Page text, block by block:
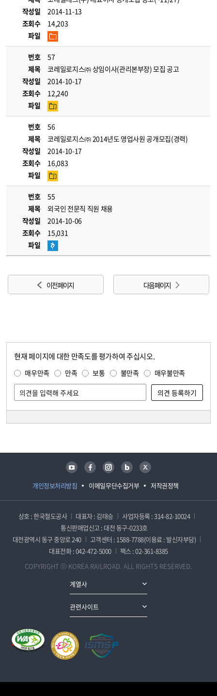
작성일
2014-11-13
조회수
14,203
파일
번호
57
제목
코레일로지스㈜ 상임이사(관리본부장) 모집 공고
작성일
2014-10-17
조회수
12,240
파일
번호
56
제목
코레일로지스㈜ 2014년도 영업사원 공개모집(경력)
작성일
2014-10-17
조회수
16,083
파일
번호
55
제목
외국인 전문직 직원 채용
작성일
2014-10-06
조회수
15,031
파일
이전 페이지 다음 페이지
현재 페이지에 대한 만족도를 평가하여 주십시오.
매우만족 만족 보통 불만족 매우불만족
개인정보처리방침 이메일무단수집거부 저작권정책
유튜브 페이스북 인스타그램 블로그 트위터
상호 : 한국철도공사 대표자 : 김태승
사업자등록 : 314-82-10024
통신판매업신고 : 대전 동구-0233호
대전광역시 동구 중앙로 240
고객센터 : 1588-7788(이용료 : 발신자부담)
대표전화 : 042-472-5000
팩스 : 02-361-8385
COPYRIGHT ⓒ KOREA RAILROAD. ALL RIGHTS RESERVED.
계열사
관련사이트